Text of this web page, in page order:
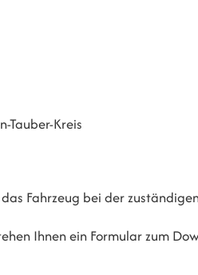
Tauber-Kreis
Fahrzeug bei der
Ihnen ein Formular zum